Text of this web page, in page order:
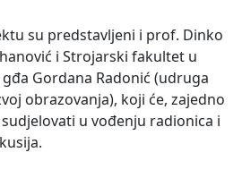
su predstavljeni i prof. Dinko
i Strojarski fakultet u
Gordana Radonić (udruga
obrazovanja), koji će, zajedno
u vođenju radionica i